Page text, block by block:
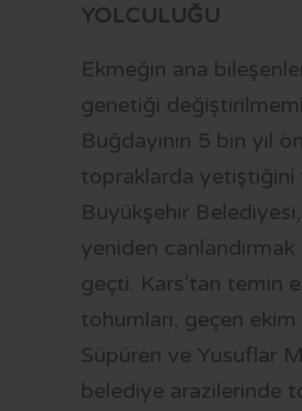
YOLCULUĞU
Ekmeğin ana
genetiği
Buğdayının 5 bin yıl
topraklarda yetiştiğini
Büyükşehir
yeniden
geçti. Kars’tan temin
tohumları, geçen ekim
Süpüren ve Yusuflar
belediye arazilerinde